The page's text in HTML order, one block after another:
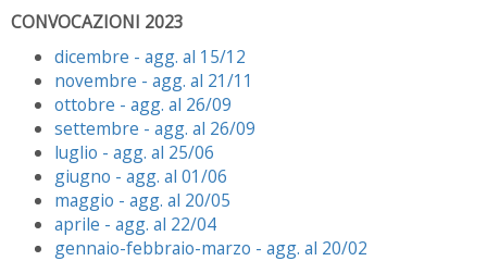
CONVOCAZIONI 2023
dicembre - agg. al 15/12
novembre - agg. al 21/11
ottobre - agg. al 26/09
settembre - agg. al 26/09
luglio - agg. al 25/06
giugno - agg. al 01/06
maggio - agg. al 20/05
aprile - agg. al 22/04
gennaio-febbraio-marzo - agg. al 20/02